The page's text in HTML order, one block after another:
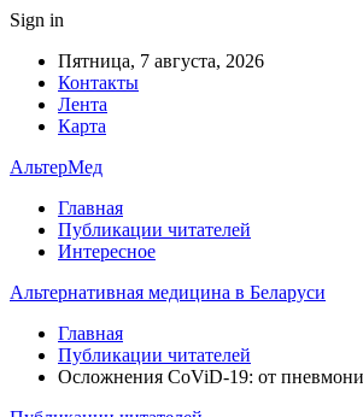
Sign in
Пятница, 7 августа, 2026
Контакты
Лента
Карта
АльтерМед
Главная
Публикации читателей
Интересное
Альтернативная медицина в Беларуси
Главная
Публикации читателей
Осложнения CoViD-19: от